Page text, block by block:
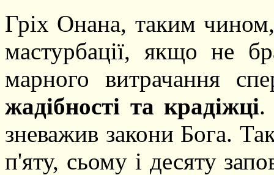
Гріх Онана, таким
мастурбації, якщо не
марного витрачання
жадібності та крадіжці.
зневажив закони Бога.
п'яту, сьому і десяту